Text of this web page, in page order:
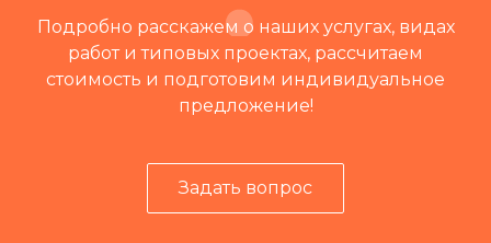
Подробно расскажем о наших услугах, видах
работ и типовых проектах, рассчитаем
стоимость и подготовим индивидуальное
предложение!
Задать вопрос